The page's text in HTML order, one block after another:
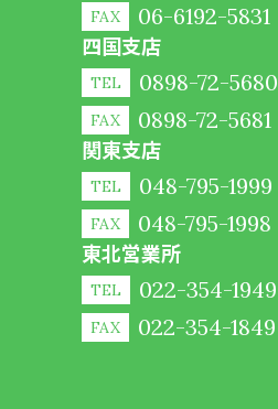
FAX 06-6192-5831
四国支店
TEL 0898-72-5680
FAX 0898-72-5681
関東支店
TEL 048-795-1999
FAX 048-795-1998
東北営業所
TEL 022-354-1949
FAX 022-354-1849